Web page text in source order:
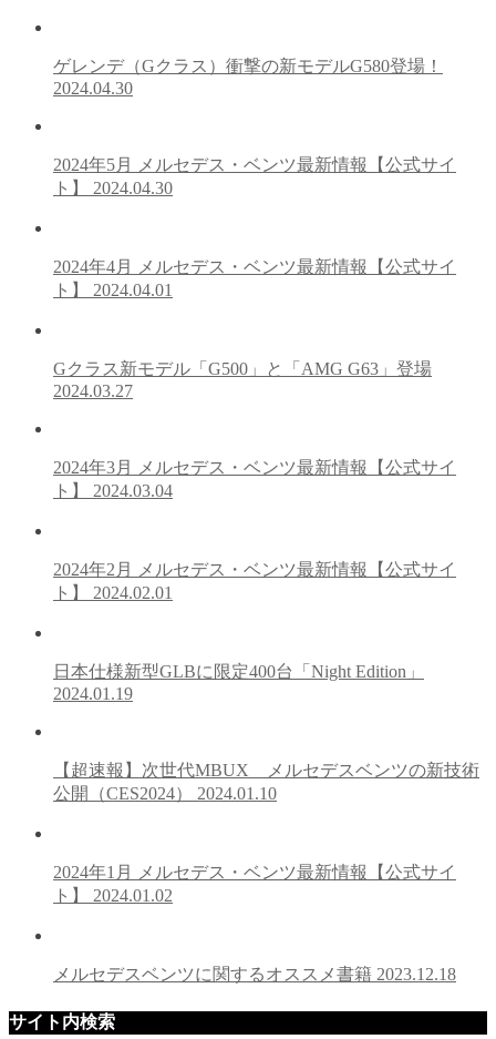
ゲレンデ（Gクラス）衝撃の新モデルG580登場！
2024.04.30
2024年5月 メルセデス・ベンツ最新情報【公式サイ
ト】 2024.04.30
2024年4月 メルセデス・ベンツ最新情報【公式サイ
ト】 2024.04.01
Gクラス新モデル「G500」と「AMG G63」登場
2024.03.27
2024年3月 メルセデス・ベンツ最新情報【公式サイ
ト】 2024.03.04
2024年2月 メルセデス・ベンツ最新情報【公式サイ
ト】 2024.02.01
日本仕様新型GLBに限定400台「Night Edition」
2024.01.19
【超速報】次世代MBUX メルセデスベンツの新技術
公開（CES2024） 2024.01.10
2024年1月 メルセデス・ベンツ最新情報【公式サイ
ト】 2024.01.02
メルセデスベンツに関するオススメ書籍 2023.12.18
サイト内検索